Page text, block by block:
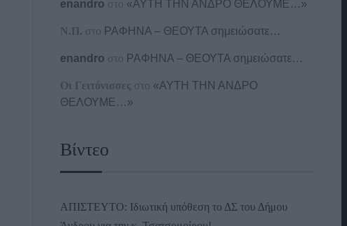
enandro στο «ΑΥΤΗ ΤΗΝ ΑΝΔΡΟ ΘΕΛΟΥΜΕ…»
Ν.Π. στο ΡΑΦΗΝΑ – ΘΕΟΥΤΑ σημειώσατε…
enandro στο ΡΑΦΗΝΑ – ΘΕΟΥΤΑ σημειώσατε…
Οι Γειτόνισσες στο «ΑΥΤΗ ΤΗΝ ΑΝΔΡΟ
ΘΕΛΟΥΜΕ…»
Βίντεο
ΑΠΙΣΤΕΥΤΟ: Ιδιωτική υπόθεση το ΔΣ του Δήμου